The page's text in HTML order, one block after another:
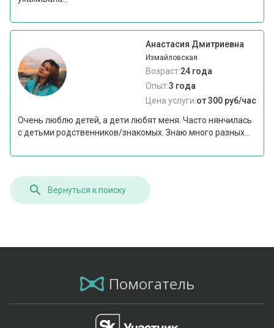
Анастасия Дмитриевна
Измайловская
Возраст:24 года
Опыт:3 года
Цена услуги:от 300 руб/час
Очень люблю детей, а дети любят меня. Часто нянчилась
с детьми родственников/знакомых. Знаю много разных...
Вернуться к поиску
Помогатель